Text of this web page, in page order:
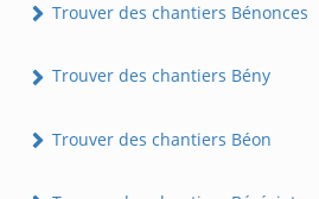
Trouver des chantiers Bénonces
Trouver des chantiers Bény
Trouver des chantiers Béon